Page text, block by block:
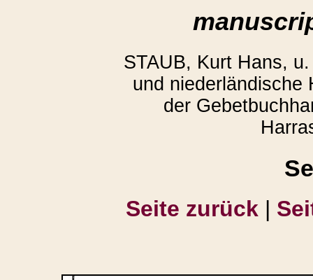
STAUB, Kurt Hans,
und niederländische
der
Seite zurück |